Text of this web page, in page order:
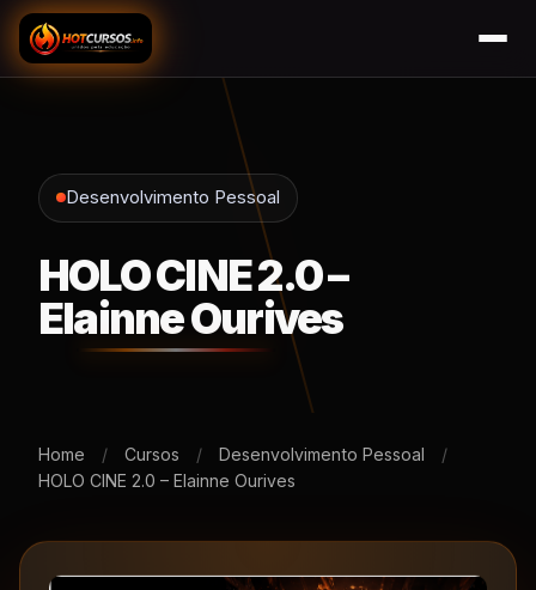
Desenvolvimento Pessoal
HOLO CINE 2.0 –
Elainne Ourives
Home / Cursos / Desenvolvimento Pessoal
/
HOLO CINE 2.0 – Elainne Ourives